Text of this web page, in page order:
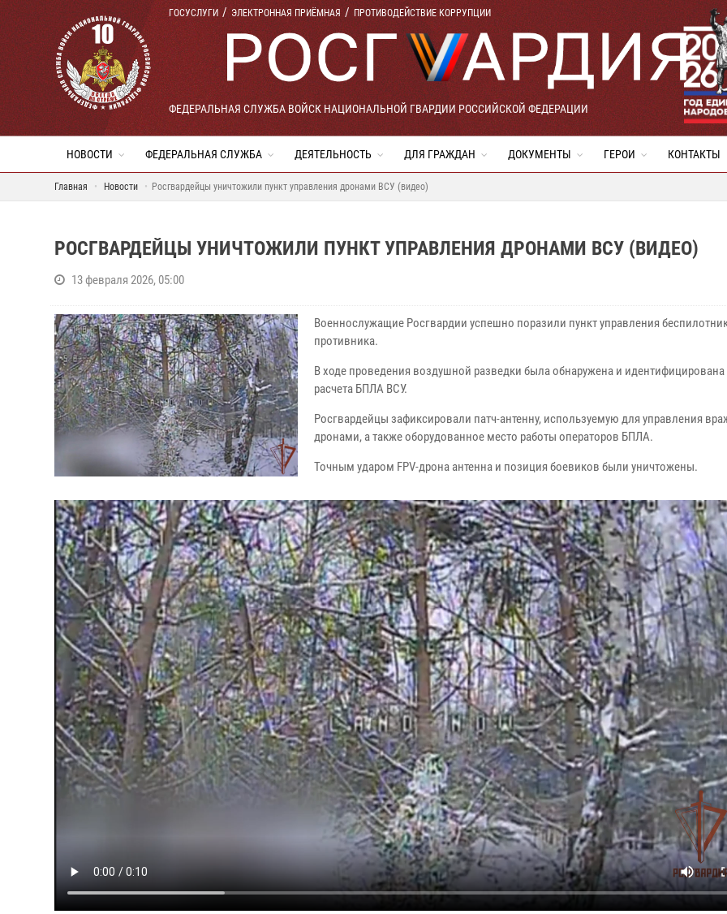
ГОСУСЛУГИ ЭЛЕКТРОННАЯ ПРИЁМНАЯ ПРОТИВОДЕЙСТВИЕ КОРРУПЦИИ
ФЕДЕРАЛЬНАЯ СЛУЖБА ВОЙСК НАЦИОНАЛЬНОЙ ГВАРДИИ РОССИЙСКОЙ ФЕДЕРАЦИИ
НОВОСТИ ФЕДЕРАЛЬНАЯ СЛУЖБА ДЕЯТЕЛЬНОСТЬ ДЛЯ ГРАЖДАН ДОКУМЕНТЫ ГЕРОИ КОНТАКТЫ
Главная Новости Росгвардейцы уничтожили пункт управления дронами ВСУ (видео)
РОСГВАРДЕЙЦЫ УНИЧТОЖИЛИ ПУНКТ УПРАВЛЕНИЯ ДРОНАМИ ВСУ (ВИДЕО)
13 февраля 2026, 05:00
Военнослужащие Росгвардии успешно поразили пункт управления
противника.
В ходе проведения воздушной разведки была обнаружена и
расчета БПЛА ВСУ.
Росгвардейцы зафиксировали патч-антенну, используемую для управления
дронами, а также оборудованное место работы операторов БПЛА.
Точным ударом FPV-дрона антенна и позиция боевиков были уничтожены.